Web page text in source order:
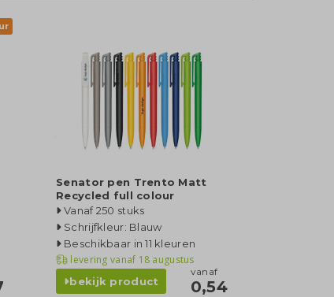
Senator pen Trento Matt
Recycled full colour
Vanaf 250 stuks
Schrijfkleur: Blauw
Beschikbaar in 11 kleuren
levering vanaf 18 augustus
bekijk product
vanaf
0,54